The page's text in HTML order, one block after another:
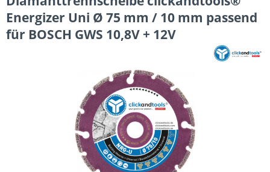
Energizer Uni Ø 75 mm / 10 mm passend
für BOSCH GWS 10,8V + 12V